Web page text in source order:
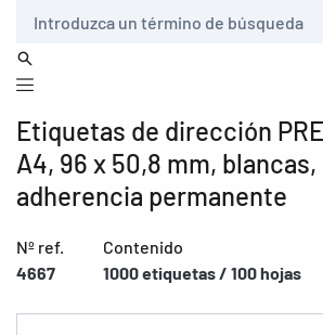
Etiquetas de dirección
A4, 96 x 50,8 mm, blancas,
adherencia permanente
Nº ref.
4667
Contenido
1000 etiquetas / 100 hojas